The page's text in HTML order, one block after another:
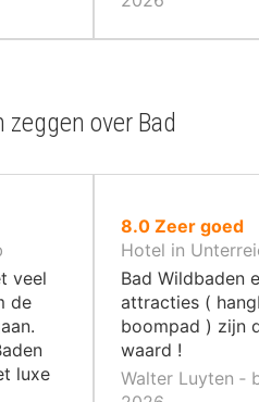
over Bad
veel
de
luxe
heet
8.0uit
10
,
Zeer goed
Hotel in
Bad Wildbaden
attracties (
boompad ) zijn
waard !
Walter Luyten ‐